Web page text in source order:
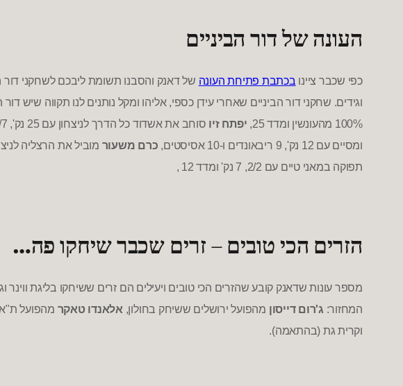
העונה של דור הביניים
כפי שכבר ציינו בכתבת פתיחת העונה של דאנק והסבנו תשומת ליבכם לשחקני דור
וגידים. שחקני דור הביניים שאחרי עידן כספי,אליהו ומקל נותנים לנו תקווה שיש
100% מהעונשין ומדד 25, יפתח זיו סוחב את אשדוד כל הדרך לניצחון עם 25 נק', 5/7
ומסיים עם 12 נק', 9 ריבאונדים ו-10 אסיסטים, כרם משעור מוביל את הרצליה
תפוקה במאני טיים עם 2/2, 7 נק' ומדד 12 ,
הזרים הכי טובים – זרים שכבר שיחקו פה…
מספר עונות שדאנק קובע שהזרים הכי טובים ויעילים הם זרים ששיחקו בליגת ווינר
המחזור: ג'רום דייסון מהפועל ירושלים ששיחק בחולון, אלאנדו טאקר מהפועל ת"
וקרית גת (בהתאמה).